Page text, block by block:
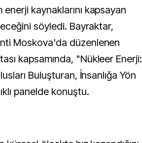
kaynaklarını kapsayan
söyledi. Bayraktar,
Moskova'da düzenlenen
kapsamında, "Nükleer Enerji:
Buluşturan, İnsanlığa Yön
panelde konuştu.